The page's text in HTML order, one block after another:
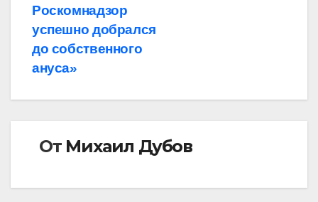
Роскомнадзор
успешно добрался
до собственного
ануса»
От Михаил Дубов